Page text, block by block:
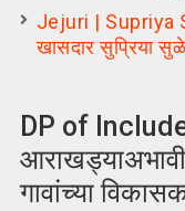
Jejuri | Supriya
खासदार सुप्रिया
DP of
गावांच्या